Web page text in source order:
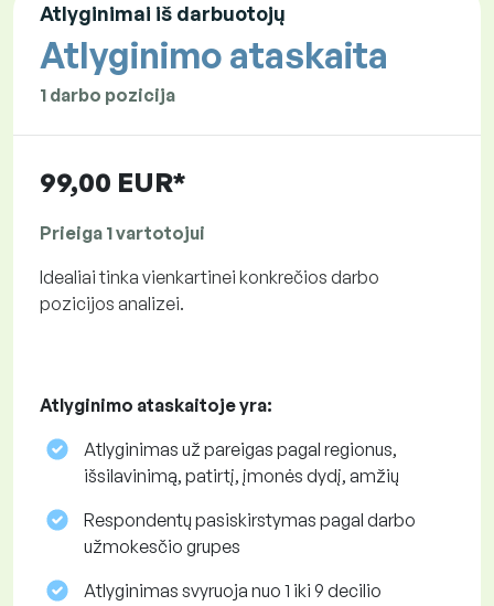
Atlyginimai iš darbuotojų
Atlyginimo ataskaita
1 darbo pozicija
99,00 EUR*
Prieiga 1 vartotojui
Idealiai tinka vienkartinei konkrečios darbo
pozicijos analizei.
Atlyginimo ataskaitoje yra:
Atlyginimas už pareigas pagal regionus,
išsilavinimą, patirtį, įmonės dydį, amžių
Respondentų pasiskirstymas pagal darbo
užmokesčio grupes
Atlyginimas svyruoja nuo 1 iki 9 decilio